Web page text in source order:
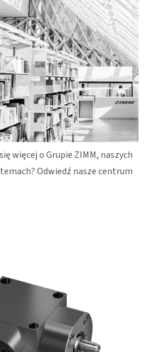
więcej o Grupie ZIMM, naszych
Odwiedź nasze centrum